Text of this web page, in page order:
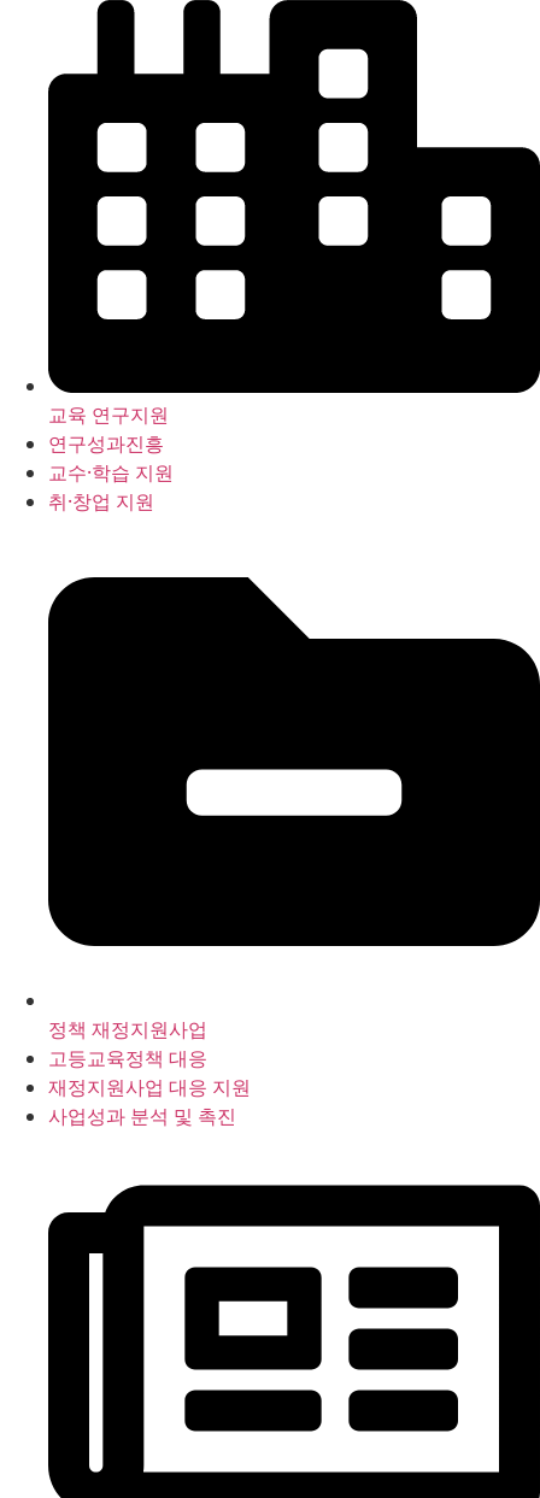
교육 연구지원
연구성과진흥
교수·학습 지원
취·창업 지원
정책 재정지원사업
고등교육정책 대응
재정지원사업 대응 지원
사업성과 분석 및 촉진